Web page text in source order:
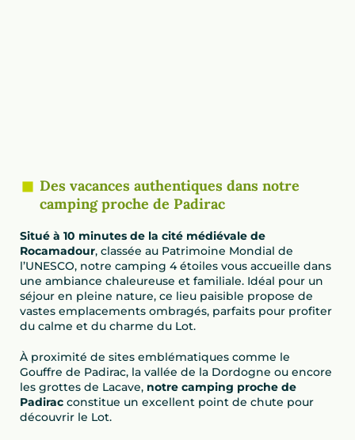
Des vacances authentiques dans notre
camping proche de Padirac
Situé à 10 minutes de la cité médiévale de
Rocamadour, classée au Patrimoine Mondial de
l’UNESCO, notre camping 4 étoiles vous accueille dans
une ambiance chaleureuse et familiale. Idéal pour un
séjour en pleine nature, ce lieu paisible propose de
vastes emplacements ombragés, parfaits pour profiter
du calme et du charme du Lot.
À proximité de sites emblématiques comme le
Gouffre de Padirac, la vallée de la Dordogne ou encore
les grottes de Lacave, notre camping proche de
Padirac constitue un excellent point de chute pour
découvrir le Lot.